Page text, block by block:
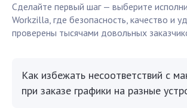
Сделайте первый шаг — выберите
Workzilla, где безопасность, качество и
проверены тысячами довольных
Как избежать несоответствий с
при заказе графики на разные